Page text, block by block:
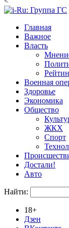
Главная
Важное
Власть
Военная
Здоровье
Экономика
Общество
ЖКХ
Спорт
Достали!
Авто
Найти:
18+
Дзен